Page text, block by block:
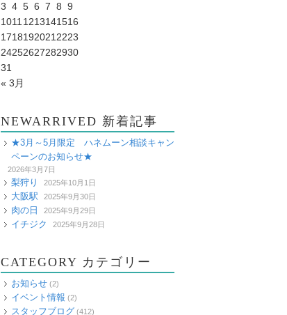
3 4 5 6 7 8 9
1011 1213141516
1718192021 2223
24252627282930
31
« 3月
NEWARRIVED 新着記事
★3月～5月限定 ハネムーン相談キャン
ペーンのお知らせ★
2026年3月7日
梨狩り 2025年10月1日
大阪駅 2025年9月30日
肉の日 2025年9月29日
イチジク 2025年9月28日
CATEGORY カテゴリー
お知らせ (2)
イベント情報 (2)
スタッフブログ (412)